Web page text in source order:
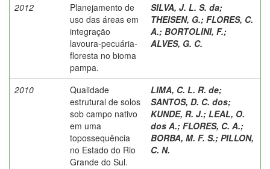
2012
Planejamento de
uso das áreas em
integração
lavoura-pecuária-
floresta no bioma
pampa.
SILVA, J. L. S. da;
THEISEN, G.; FLORES, C.
A.; BORTOLINI, F.;
ALVES, G. C.
2010
Qualidade
estrutural de solos
sob campo nativo
em uma
topossequência
no Estado do Rio
Grande do Sul.
LIMA, C. L. R. de;
SANTOS, D. C. dos;
KUNDE, R. J.; LEAL, O.
dos A.; FLORES, C. A.;
BORBA, M. F. S.; PILLON,
C. N.